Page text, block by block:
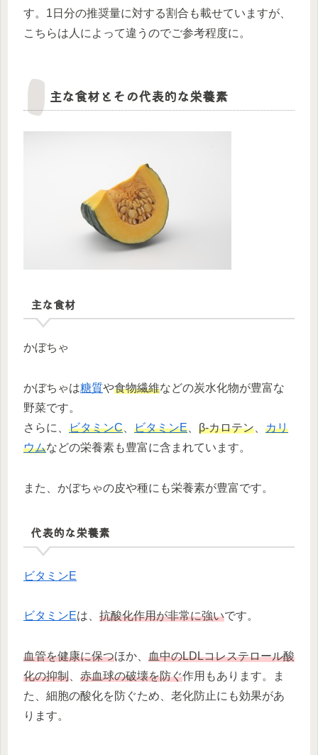
す。1日分の推奨量に対する割合も載せていますが、
こちらは人によって違うのでご参考程度に。
主な食材とその代表的な栄養素
主な食材
かぼちゃ
かぼちゃは糖質や食物繊維などの炭水化物が豊富な
野菜です。
さらに、 ビタミンC ビタミンE β‐カロテン
カリ
ウムなどの栄養素も豊富に含まれています。
また、かぼちゃの皮や種にも栄養素が豊富です。
代表的な栄養素
ビタミンE
ビタミンEは、 抗酸化作用が非常に強いです。
血管を健康に保つほか、 血中のLDLコレステロール酸
化の抑制
赤血球の破壊を防ぐ作用もあります。ま
た、細胞の酸化を防ぐため、老化防止にも効果があ
ります。